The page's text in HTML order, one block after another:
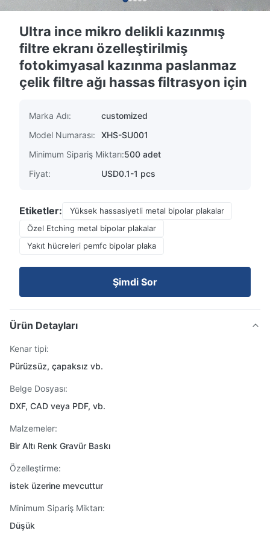
Ultra ince mikro delikli kazınmış
filtre ekranı özelleştirilmiş
fotokimyasal kazınma paslanmaz
çelik filtre ağı hassas filtrasyon için
Marka Adı:
customized
Model Numarası:
XHS-SU001
Minimum Sipariş Miktarı:500 adet
Fiyat:
USD0.1-1 pcs
Etiketler:
Yüksek hassasiyetli metal bipolar plakalar
Özel Etching metal bipolar plakalar
Yakıt hücreleri pemfc bipolar plaka
Şimdi Sor
Ürün Detayları
Kenar tipi:
Pürüzsüz, çapaksız vb.
Belge Dosyası:
DXF, CAD veya PDF, vb.
Malzemeler:
Bir Altı Renk Gravür Baskı
Özelleştirme:
istek üzerine mevcuttur
Minimum Sipariş Miktarı:
Düşük